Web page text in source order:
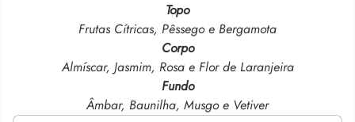
Topo
Frutas Cítricas, Pêssego e Bergamota
Corpo
Almíscar, Jasmim, Rosa e Flor de Laranjeira
Fundo
Âmbar, Baunilha, Musgo e Vetiver